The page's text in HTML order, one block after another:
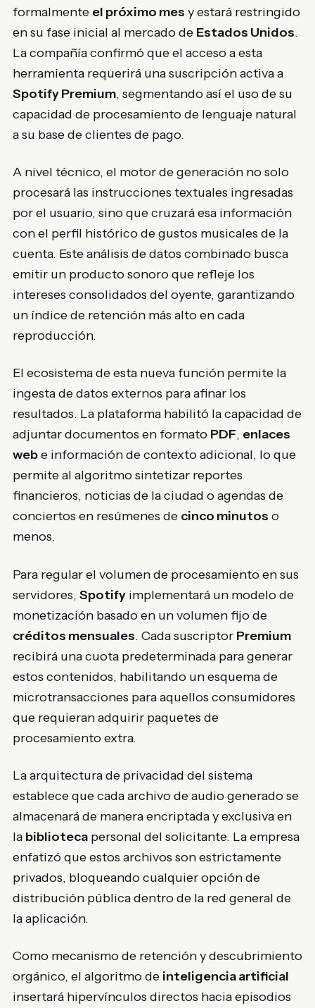
formalmente el próximo mes y estará restringido
en su fase inicial al mercado de Estados Unidos.
La compañía confirmó que el acceso a esta
herramienta requerirá una suscripción activa a
Spotify Premium, segmentando así el uso de su
capacidad de procesamiento de lenguaje natural
a su base de clientes de pago.
A nivel técnico, el motor de generación no solo
procesará las instrucciones textuales ingresadas
por el usuario, sino que cruzará esa información
con el perfil histórico de gustos musicales de la
cuenta. Este análisis de datos combinado busca
emitir un producto sonoro que refleje los
intereses consolidados del oyente, garantizando
un índice de retención más alto en cada
reproducción.
El ecosistema de esta nueva función permite la
ingesta de datos externos para afinar los
resultados. La plataforma habilitó la capacidad de
adjuntar documentos en formato PDF, enlaces
webe información de contexto adicional, lo que
permite al algoritmo sintetizar reportes
financieros, noticias de la ciudad o agendas de
conciertos en resúmenes de cinco minutos o
menos.
Para regular el volumen de procesamiento en sus
servidores, Spotify implementará un modelo de
monetización basado en un volumen fijo de
créditos mensuales. Cada suscriptor Premium
recibirá una cuota predeterminada para generar
estos contenidos, habilitando un esquema de
microtransacciones para aquellos consumidores
que requieran adquirir paquetes de
procesamiento extra.
La arquitectura de privacidad del sistema
establece que cada archivo de audio generado se
almacenará de manera encriptada y exclusiva en
la biblioteca personal del solicitante. La empresa
enfatizó que estos archivos son estrictamente
privados, bloqueando cualquier opción de
distribución pública dentro de la red general de
la aplicación.
Como mecanismo de retención y descubrimiento
orgánico, el algoritmo de inteligencia artificial
insertará hipervínculos directos hacia episodios